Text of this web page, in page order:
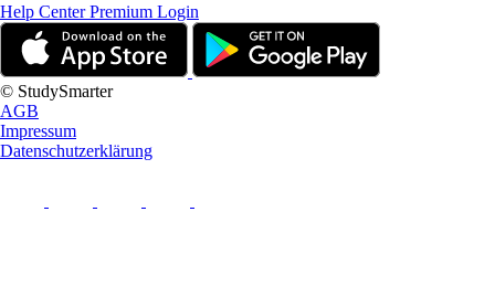
Help CenterPremium Login
© StudySmarter
AGB
Impressum
Datenschutzerklärung